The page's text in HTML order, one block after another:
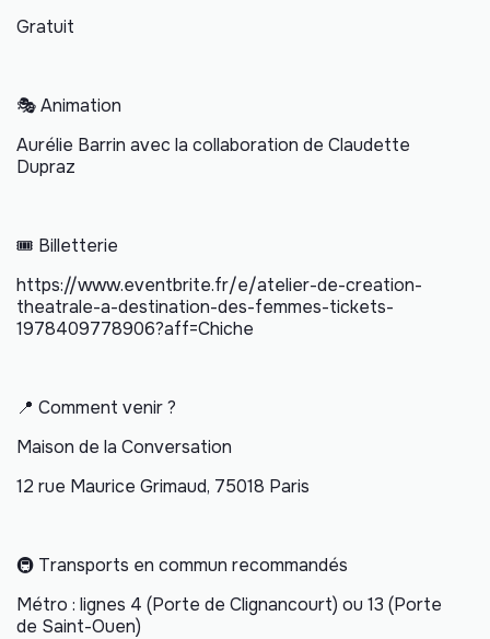
Gratuit
🎭 Animation
Aurélie Barrin avec la collaboration de Claudette
Dupraz
🎟️ Billetterie
https://www.eventbrite.fr/e/atelier-de-creation-
theatrale-a-destination-des-femmes-tickets-
1978409778906?aff=Chiche
📍 Comment venir ?
Maison de la Conversation
12 rue Maurice Grimaud, 75018 Paris
🚇 Transports en commun recommandés
Métro : lignes 4 (Porte de Clignancourt) ou 13 (Porte
de Saint-Ouen)